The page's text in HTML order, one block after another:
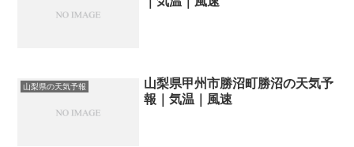
山梨県の天気予報
山梨県甲州市勝沼町勝沼の天気予
報｜気温｜風速